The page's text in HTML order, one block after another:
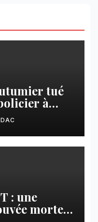
tué
à
monte
: une
morte à